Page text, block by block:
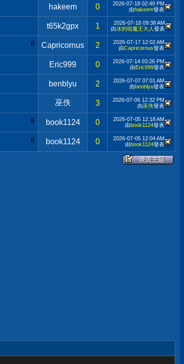
hakeem 0 2026-07-18 02:49 PM
由hakeem發表
t65k2gpx 1 2026-07-18 09:38 AM
由冰的啦魔王大人 發表
Capricornus 2 2026-07-17 12:02 AM
由Capricornus發表
Eric999 0 2026-07-14 03:26 PM
由Eric999發表
benblyu 2 2026-07-07 07:01 AM
由benblyu發表
巫佚 3 2026-07-06 12:32 PM
由巫佚發表
book1124 0 2026-07-05 12:18 AM
由book1124發表
book1124 0 2026-07-05 12:04 AM
由book1124發表